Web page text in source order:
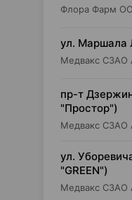
ул. Маршала
Медвакс СЗАО
пр-т
"Простор")
Медвакс СЗАО
ул.
"GREEN")
Медвакс СЗАО